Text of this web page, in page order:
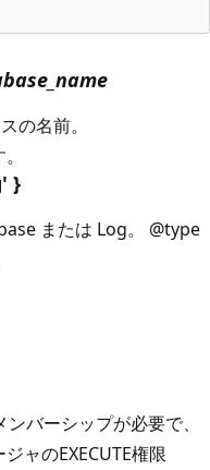
の名前。
}
または Log。 @type
バーシップが必要で、
ャのEXECUTE権限